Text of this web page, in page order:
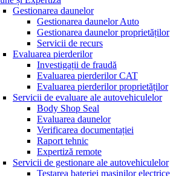
Gestionarea daunelor
Gestionarea daunelor Auto
Gestionarea daunelor proprietăților
Servicii de recurs
Evaluarea pierderilor
Investigații de fraudă
Evaluarea pierderilor CAT
Evaluarea pierderilor proprietăților
Servicii de evaluare ale autovehiculelor
Body Shop Seal
Evaluarea daunelor
Verificarea documentației
Raport tehnic
Expertiză remote
Servicii de gestionare ale autovehiculelor
Testarea bateriei masinilor electrice